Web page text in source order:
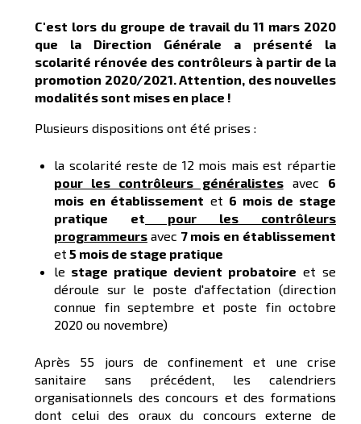
C'est lors du groupe de travail du 11 mars 2020
que la Direction Générale a présenté la
scolarité rénovée des contrôleurs à partir de la
promotion 2020/2021. Attention, des nouvelles
modalités sont mises en place !
Plusieurs dispositions ont été prises :
la scolarité reste de 12 mois mais est répartie
pour les contrôleurs généralistesavec 6
mois en établissement et 6 mois de stage
pratique et pour les contrôleurs
programmeurs avec 7 mois en établissement
et 5 mois de stage pratique
le stage pratique devient probatoire et se
déroule sur le poste d'affectation (direction
connue fin septembre et poste fin octobre
2020 ou novembre)
Après 55 jours de confinement et une crise
sanitaire sans précédent, les calendriers
organisationnels des concours et des formations
dont celui des oraux du concours externe de